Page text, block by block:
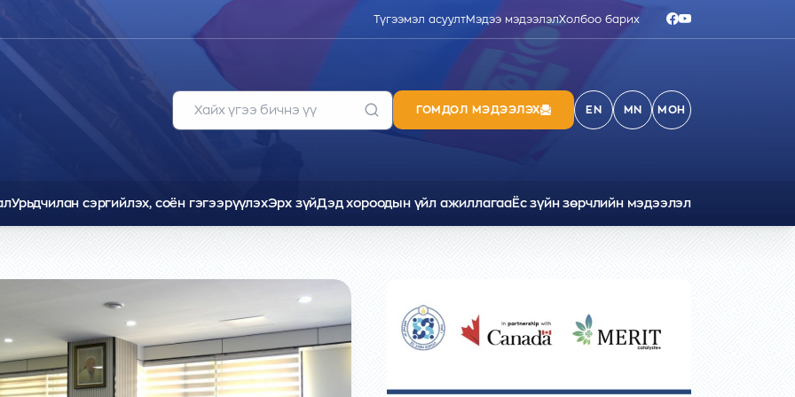
Түгээмэл асуултМэдээ мэдээлэлХолбоо барих
ГОМДОЛ МЭДЭЭЛЭХ EN MN МОН
Урьдчилан сэргийлэх, соён гэгээрүүлэхЭрх зүйДэд хороодын үйл ажиллагааЁс зүйн зөрчлийн мэдээлэл